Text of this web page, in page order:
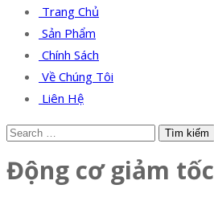
Trang Chủ
Sản Phẩm
Chính Sách
Về Chúng Tôi
Liên Hệ
Động cơ giảm tốc